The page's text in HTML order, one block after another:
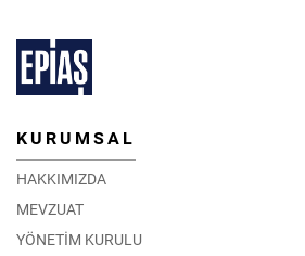
KURUMSAL
HAKKIMIZDA
MEVZUAT
YÖNETİM KURULU